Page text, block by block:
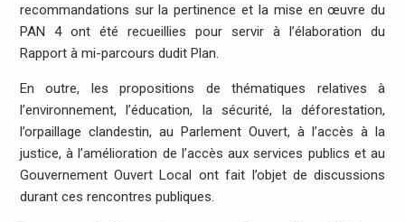
recommandations sur la pertinence et la mise en œuvre du
PAN 4 ont été recueillies pour servir à l’élaboration du
Rapport à mi-parcours dudit Plan.
En outre, les propositions de thématiques relatives à
l’environnement, l’éducation, la sécurité, la déforestation,
l’orpaillage clandestin, au Parlement Ouvert, à l’accès à la
justice, à l’amélioration de l’accès aux services publics et au
Gouvernement Ouvert Local ont fait l’objet de discussions
durant ces rencontres publiques.